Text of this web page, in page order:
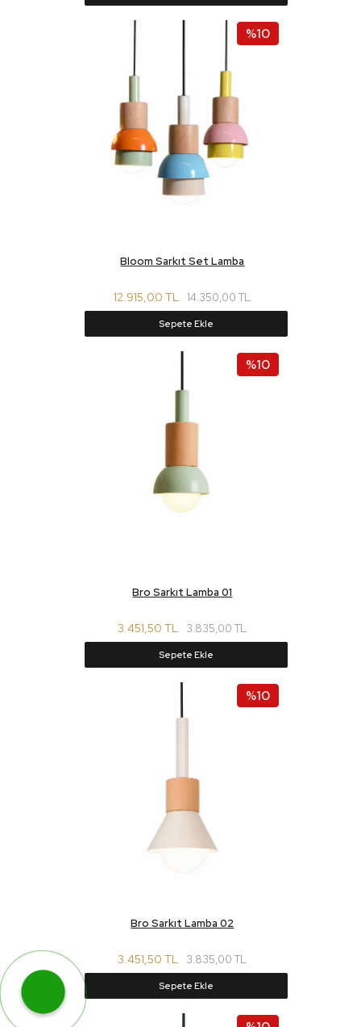
Bloom Sarkıt Set Lamba
12.915,00 TL 14.350,00 TL
Sepete Ekle
%10
Bro Sarkıt Lamba 01
3.451,50 TL 3.835,00 TL
Sepete Ekle
%10
Bro Sarkıt Lamba 02
3.451,50 TL 3.835,00 TL
Sepete Ekle
%10
WhatsApp ile Hemen Ulaş!